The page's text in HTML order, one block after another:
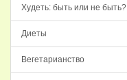
Худеть: быть или не быть?
Диеты
Вегетарианство